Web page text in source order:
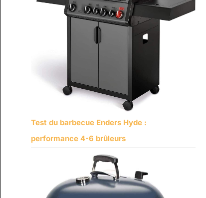
Test du barbecue Enders Hyde :
performance 4-6 brûleurs